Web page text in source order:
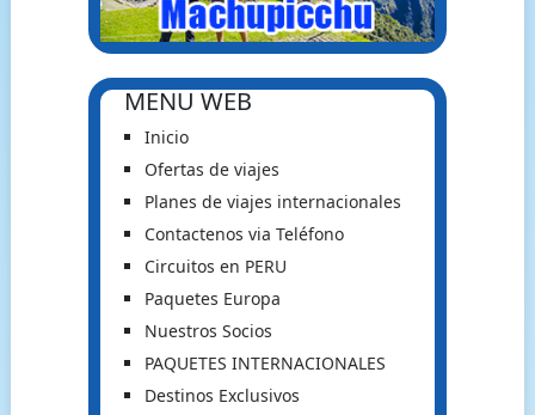
MENU WEB
Inicio
Ofertas de viajes
Planes de viajes internacionales
Contactenos via Teléfono
Circuitos en PERU
Paquetes Europa
Nuestros Socios
PAQUETES INTERNACIONALES
Destinos Exclusivos